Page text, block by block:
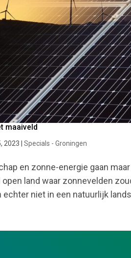
maaiveld
2023 |Specials - Groningen
en zonne-energie gaan
land waar zonnevelden
niet in een natuurlijk